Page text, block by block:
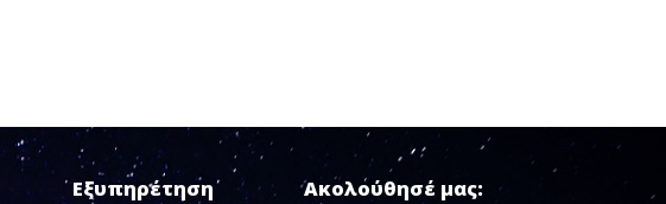
Εξυπηρέτηση
Ακολούθησέ μας: